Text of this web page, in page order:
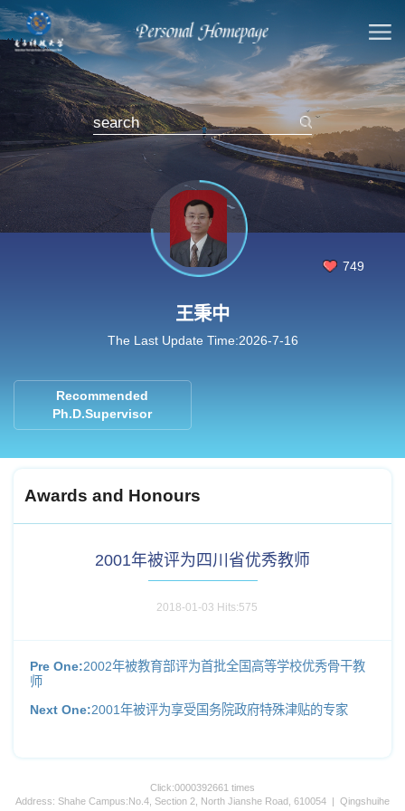
749
王秉中
The Last Update Time:2026-7-16
Recommended
Ph.D.Supervisor
Awards and Honours
2001年被评为四川省优秀教师
2018-01-03 Hits:575
Pre One:2002年被教育部评为首批全国高等学校优秀骨干教
师
Next One:2001年被评为享受国务院政府特殊津贴的专家
Click:0000392661 times
Address: Shahe Campus:No.4, Section 2, North Jianshe Road, 610054 | Qingshuihe